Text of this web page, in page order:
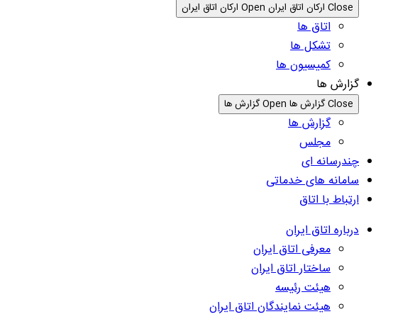
Close ارکان اتاق ایران Open ارکان اتاق ایران
اتاق ها
تشکل ها
کمیسیون ها
گزارش ها
Close گزارش ها Open گزارش ها
گزارش ها
مجلس
چندرسانه ای
سامانه های خدماتی
ارتباط با اتاق
درباره اتاق ایران
معرفی اتاق ایران
ساختار اتاق ایران
هیئت رئیسه
هیئت نمایندگان اتاق ایران